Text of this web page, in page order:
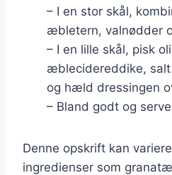
– I en stor skål,
æbletern, valnødder
– I en lille skål, pisk
æblecidereddike,
og hæld dressingen
– Bland godt og
Denne opskrift kan
ingredienser som